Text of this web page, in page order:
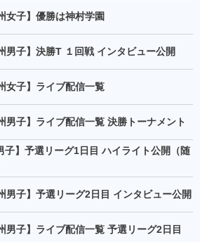
女子】優勝は神村学園
男子】決勝T １回戦 インタビュー公開
女子】ライブ配信一覧
男子】ライブ配信一覧 決勝トーナメント
子】予選リーグ1日目 ハイライト公開（随
男子】予選リーグ2日目 インタビュー公開
男子】ライブ配信一覧 予選リーグ2日目